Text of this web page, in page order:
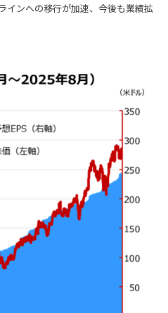
インへの移行が加速、今後も業績拡